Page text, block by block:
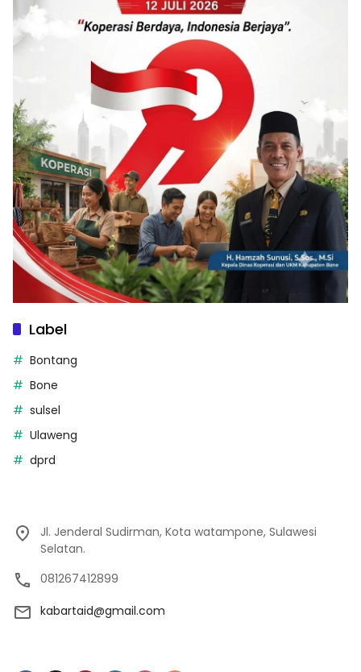
Label
Bontang
Bone
sulsel
Ulaweng
dprd
Jl. Jenderal Sudirman, Kota watampone, Sulawesi
Selatan.
081267412899
kabartaid@gmail.com